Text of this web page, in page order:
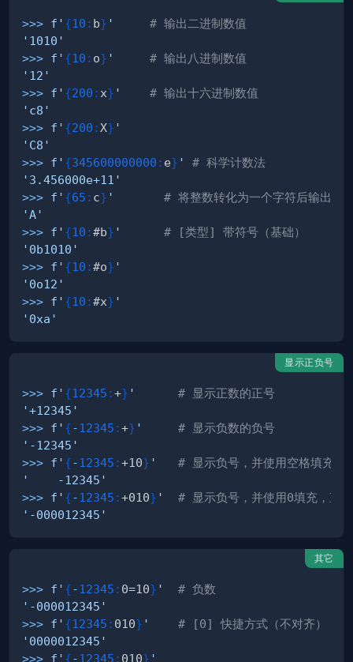
>>> f' {10 : b} '
# 输出二进制数值
'1010'
>>> f' {10 : o} '
# 输出八进制数值
'12'
>>> f' {200 : x} '
# 输出十六进制数值
'c8'
>>> f' {200 : X} '
'C8'
>>> f' {345600000000 : e} '
# 科学计数法
'3.456000e+11'
>>> f' {65 : c} '
# 将整数转化为一个字符后输出
'A'
>>> f' {10 :#b} '
# [类型] 带符号（基础）
'0b1010'
>>> f' {10 :#o} '
'0o12'
>>> f' {10 :#x} '
'0xa'
显示正负号
>>> f' {12345 :+} '
# 显示正数的正号
'+12345'
>>> f' {-12345 :+} '
# 显示负数的负号
'-12345'
>>> f' {-12345 :+10} '
# 显示负号，并使用空格填充，
'    -12345'
>>> f' {-12345 :+010} '
# 显示负号，并使用0填充，直
'-000012345'
其它
>>> f' {-12345 : 0=10} '
# 负数
'-000012345'
>>> f' {12345 : 010} '
# [0] 快捷方式（不对齐）
'0000012345'
>>> f' {-12345 : 010} '